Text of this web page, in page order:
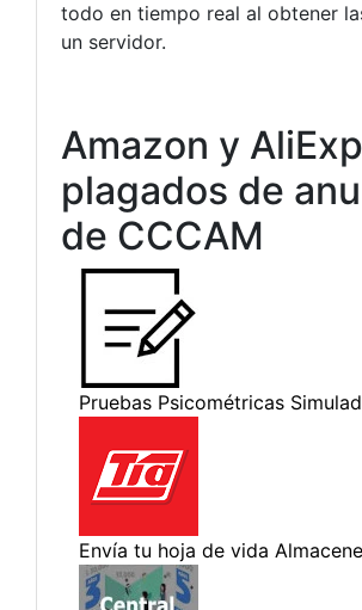
todo en tiempo real al obtener
un servidor.
Amazon y
plagados de
de CCCAM